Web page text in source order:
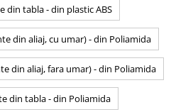
din tabla - din plastic ABS
din aliaj, cu umar) - din Poliamida
din aliaj, fara umar) - din Poliamida
din tabla - din Poliamida